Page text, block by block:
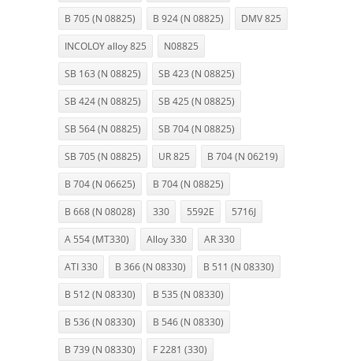
B 705 (N 08825) B 924 (N 08825) DMV 825
INCOLOY alloy 825 N08825
SB 163 (N 08825) SB 423 (N 08825)
SB 424 (N 08825) SB 425 (N 08825)
SB 564 (N 08825) SB 704 (N 08825)
SB 705 (N 08825) UR 825 B 704 (N 06219)
B 704 (N 06625) B 704 (N 08825)
B 668 (N 08028) 330 5592E 5716J
A 554 (MT330) Alloy 330 AR 330
ATI 330 B 366 (N 08330) B 511 (N 08330)
B 512 (N 08330) B 535 (N 08330)
B 536 (N 08330) B 546 (N 08330)
B 739 (N 08330) F 2281 (330)